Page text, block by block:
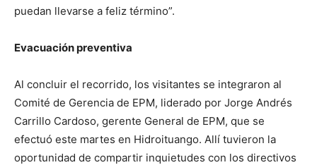
puedan llevarse a feliz término”.
Evacuación preventiva
Al concluir el recorrido, los visitantes se integraron al
Comité de Gerencia de EPM, liderado por Jorge Andrés
Carrillo Cardoso, gerente General de EPM, que se
efectuó este martes en Hidroituango. Allí tuvieron la
oportunidad de compartir inquietudes con los directivos